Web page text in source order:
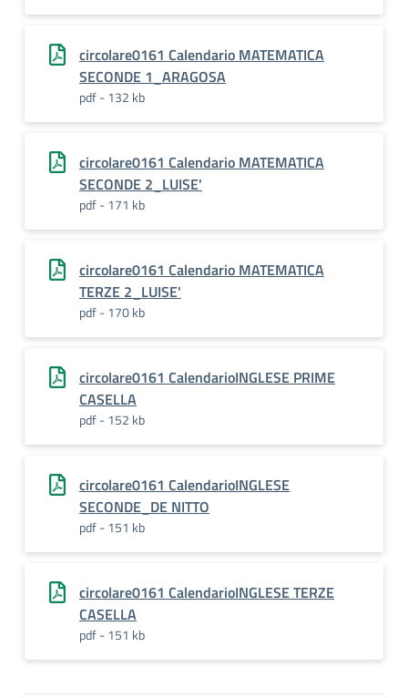
circolare0161 Calendario MATEMATICA
SECONDE 1_ARAGOSA
pdf - 132 kb
circolare0161 Calendario MATEMATICA
SECONDE 2_LUISE'
pdf - 171 kb
circolare0161 Calendario MATEMATICA
TERZE 2_LUISE'
pdf - 170 kb
circolare0161 CalendarioINGLESE PRIME
CASELLA
pdf - 152 kb
circolare0161 CalendarioINGLESE
SECONDE_DE NITTO
pdf - 151 kb
circolare0161 CalendarioINGLESE TERZE
CASELLA
pdf - 151 kb